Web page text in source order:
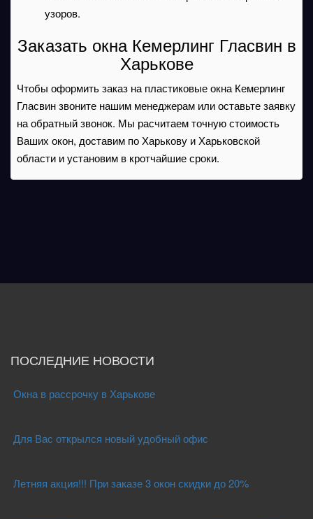
узоров.
Заказать окна Кемерлинг Гласвин в
Харькове
Чтобы оформить заказ на пластиковые окна Кемерлинг
Гласвин звоните нашим менеджерам или оставьте заявку
на обратный звонок. Мы расчитаем точную стоимость
Ваших окон, доставим по Харькову и Харьковской
области и установим в кротчайшие сроки.
ПОСЛЕДНИЕ НОВОСТИ
Окна в рассрочку в Харькове
Для Вас открылся новый удобный офис
Летняя акция!!! При заказе 3 окон скидки до 20%